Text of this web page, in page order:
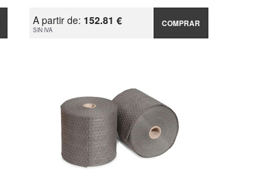
A partir de: 152.81 €
SIN IVA
COMPRAR